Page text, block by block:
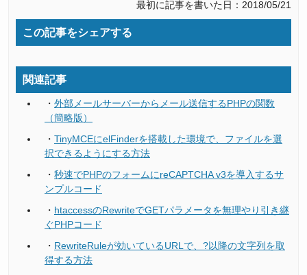
最初に記事を書いた日：2018/05/21
この記事をシェアする
関連記事
・ 外部メールサーバーからメール送信するPHPの関数
（簡略版）
・ TinyMCEにelFinderを搭載した環境で、ファイルを選
択できるようにする方法
・ 秒速でPHPのフォームにreCAPTCHA v3を導入するサ
ンプルコード
・ htaccessのRewriteでGETパラメータを無理やり引き継
ぐPHPコード
・ RewriteRuleが効いているURLで、?以降の文字列を取
得する方法